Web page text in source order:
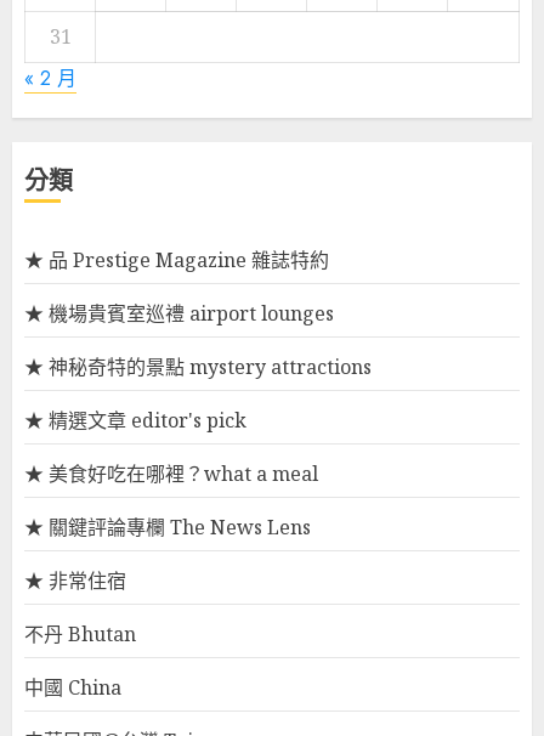
31
« 2 月
分類
★ 品 Prestige Magazine 雜誌特約
★ 機場貴賓室巡禮 airport lounges
★ 神秘奇特的景點 mystery attractions
★ 精選文章 editor's pick
★ 美食好吃在哪裡？what a meal
★ 關鍵評論專欄 The News Lens
★ 非常住宿
不丹 Bhutan
中國 China